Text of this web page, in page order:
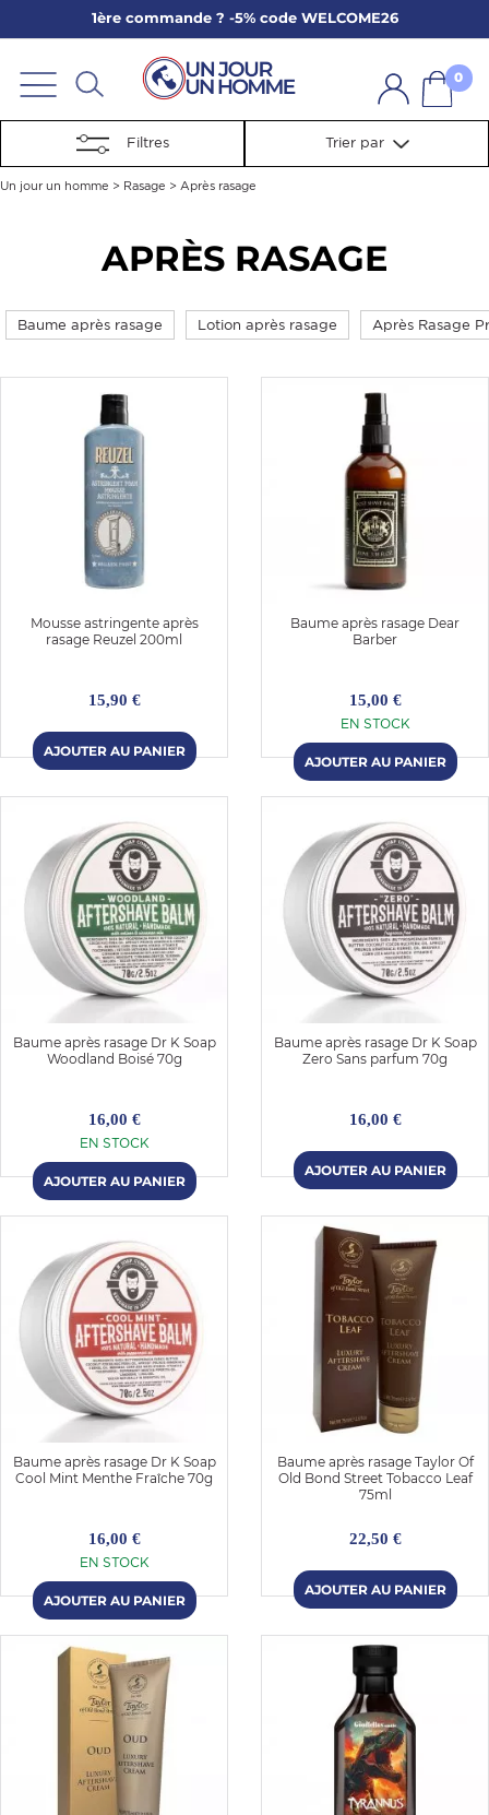
1ère commande ? -5% code WELCOME26
0
LA BARBE
FRAICHE
Filtres Trier par
Un jour un homme > Rasage > Après rasage
APRÈS RASAGE
Baume après rasage Lotion après rasage Après Rasage
Mousse astringente après
rasage Reuzel 200ml
15,90 €
Baume après rasage Dear
Barber
15,00 €
EN STOCK
Baume après rasage Dr K Soap
Woodland Boisé 70g
16,00 €
EN STOCK
Baume après rasage Dr K Soap
Zero Sans parfum 70g
16,00 €
Baume après rasage Dr K Soap
Cool Mint Menthe Fraîche 70g
16,00 €
EN STOCK
Baume après rasage Taylor Of
Old Bond Street Tobacco Leaf
75ml
22,50 €